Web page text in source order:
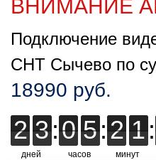
ВНИМАНИЕ
Подключение
СНТ Сычево по
18990 руб.
дней
2
2 3
3:
часов
0
0 5
5:
минут
2
2 0
0
0: